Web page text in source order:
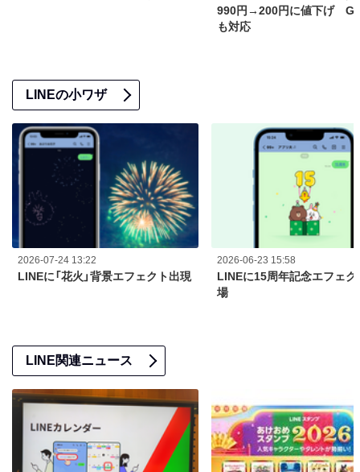
990円→200円に値下げ
も対応
LINEの小ワザ
2026-07-24 13:22
LINEに「花火」背景エフェクト出現
2026-06-23 15:58
LINEに15周年記念エフェク
場
LINE関連ニュース